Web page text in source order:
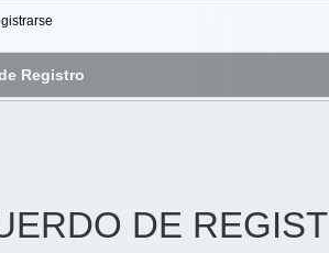
Registro
DE